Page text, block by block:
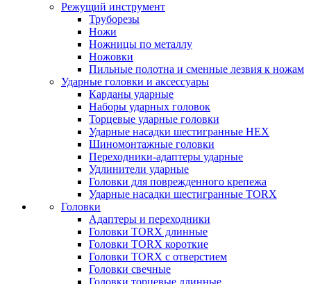
Режущий инструмент
Труборезы
Ножи
Ножницы по металлу
Ножовки
Пильные полотна и сменные лезвия к ножам
Ударные головки и аксессуары
Карданы ударные
Наборы ударных головок
Торцевые ударные головки
Ударные насадки шестигранные HEX
Шиномонтажные головки
Переходники-адаптеры ударные
Удлинители ударные
Головки для поврежденного крепежа
Ударные насадки шестигранные TORX
Головки
Адаптеры и переходники
Головки TORX длинные
Головки TORX короткие
Головки TORX с отверстием
Головки свечные
Головки торцевые длинные